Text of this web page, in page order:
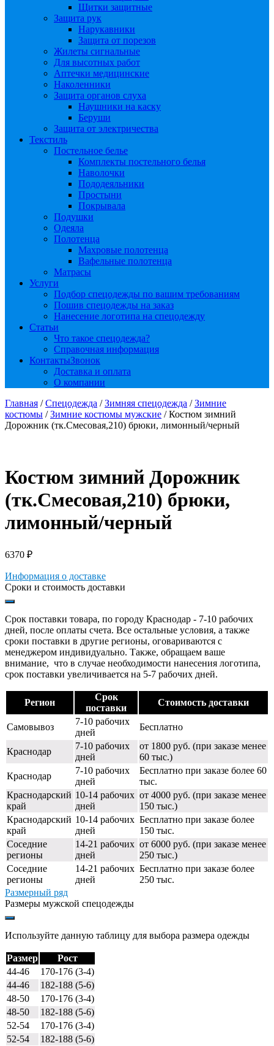
Щитки защитные
Защита рук
Нарукавники
Защита от порезов
Жилеты сигнальные
Для высотных работ
Аптечки медицинские
Наколенники
Защита органов слуха
Наушники на каску
Беруши
Защита от электричества
Текстиль
Постельное белье
Комплекты постельного белья
Наволочки
Пододеяльники
Простыни
Покрывала
Подушки
Одеяла
Полотенца
Махровые полотенца
Вафельные полотенца
Матрасы
Услуги
Подбор спецодежды по вашим требованиям
Пошив спецодежды на заказ
Нанесение логотипа на спецодежду
Статьи
Что такое спецодежда?
Справочная информация
КонтактыЗвонок
Доставка и оплата
О компании
Главная /Спецодежда /Зимняя спецодежда /Зимние
костюмы /Зимние костюмы мужские / Костюм зимний
Дорожник (тк.Смесовая,210) брюки, лимонный/черный
Костюм зимний Дорожник
(тк.Смесовая,210) брюки,
лимонный/черный
6370 ₽
Информация о доставке
Сроки и стоимость доставки
Срок поставки товара, по городу Краснодар - 7-10 рабочих
дней, после оплаты счета. Все остальные условия, а также
сроки поставки в другие регионы, оговариваются с
менеджером индивидуально. Также, обращаем ваше
внимание, что в случае необходимости нанесения логотипа,
срок поставки увеличивается на 5-7 рабочих дней.
Регион
Срок
поставки
Стоимость доставки
Самовывоз
7-10 рабочих
дней
Бесплатно
Краснодар
7-10 рабочих
дней
от 1800 руб. (при заказе менее
60 тыс.)
Краснодар
7-10 рабочих
дней
Бесплатно при заказе более 60
тыс.
Краснодарский
край
10-14 рабочих
дней
от 4000 руб. (при заказе менее
150 тыс.)
Краснодарский
край
10-14 рабочих
дней
Бесплатно при заказе более
150 тыс.
Соседние
регионы
14-21 рабочих
дней
от 6000 руб. (при заказе менее
250 тыс.)
Соседние
регионы
14-21 рабочих
дней
Бесплатно при заказе более
250 тыс.
Размерный ряд
Размеры мужской спецодежды
Используйте данную таблицу для выбора размера одежды
Размер
Рост
44-46
170-176 (3-4)
44-46
182-188 (5-6)
48-50
170-176 (3-4)
48-50
182-188 (5-6)
52-54
170-176 (3-4)
52-54
182-188 (5-6)